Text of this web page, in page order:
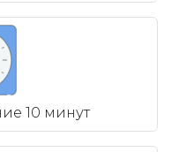
10 минут